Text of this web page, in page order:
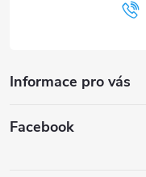
Informace pro vás
Facebook